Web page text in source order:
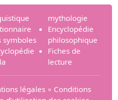
symboles
mythologie
Encyclopédie
philosophique
Fiches de
lecture
légales ∘ Conditions